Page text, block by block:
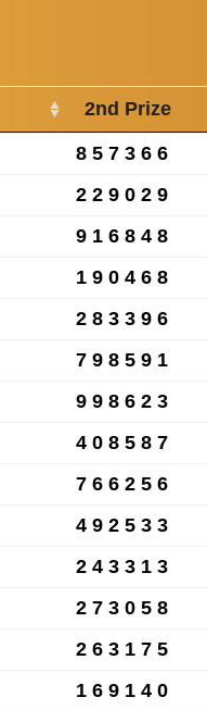
2nd Prize
857366
229029
916848
190468
283396
798591
998623
408587
766256
492533
243313
273058
263175
169140